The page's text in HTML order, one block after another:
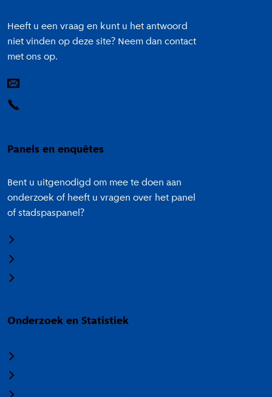
Heeft u een vraag en kunt u het antwoord
niet vinden op deze site? Neem dan contact
met ons op.
Panels en enquêtes
Bent u uitgenodigd om mee te doen aan
onderzoek of heeft u vragen over het panel
of stadspaspanel?
Onderzoek en Statistiek